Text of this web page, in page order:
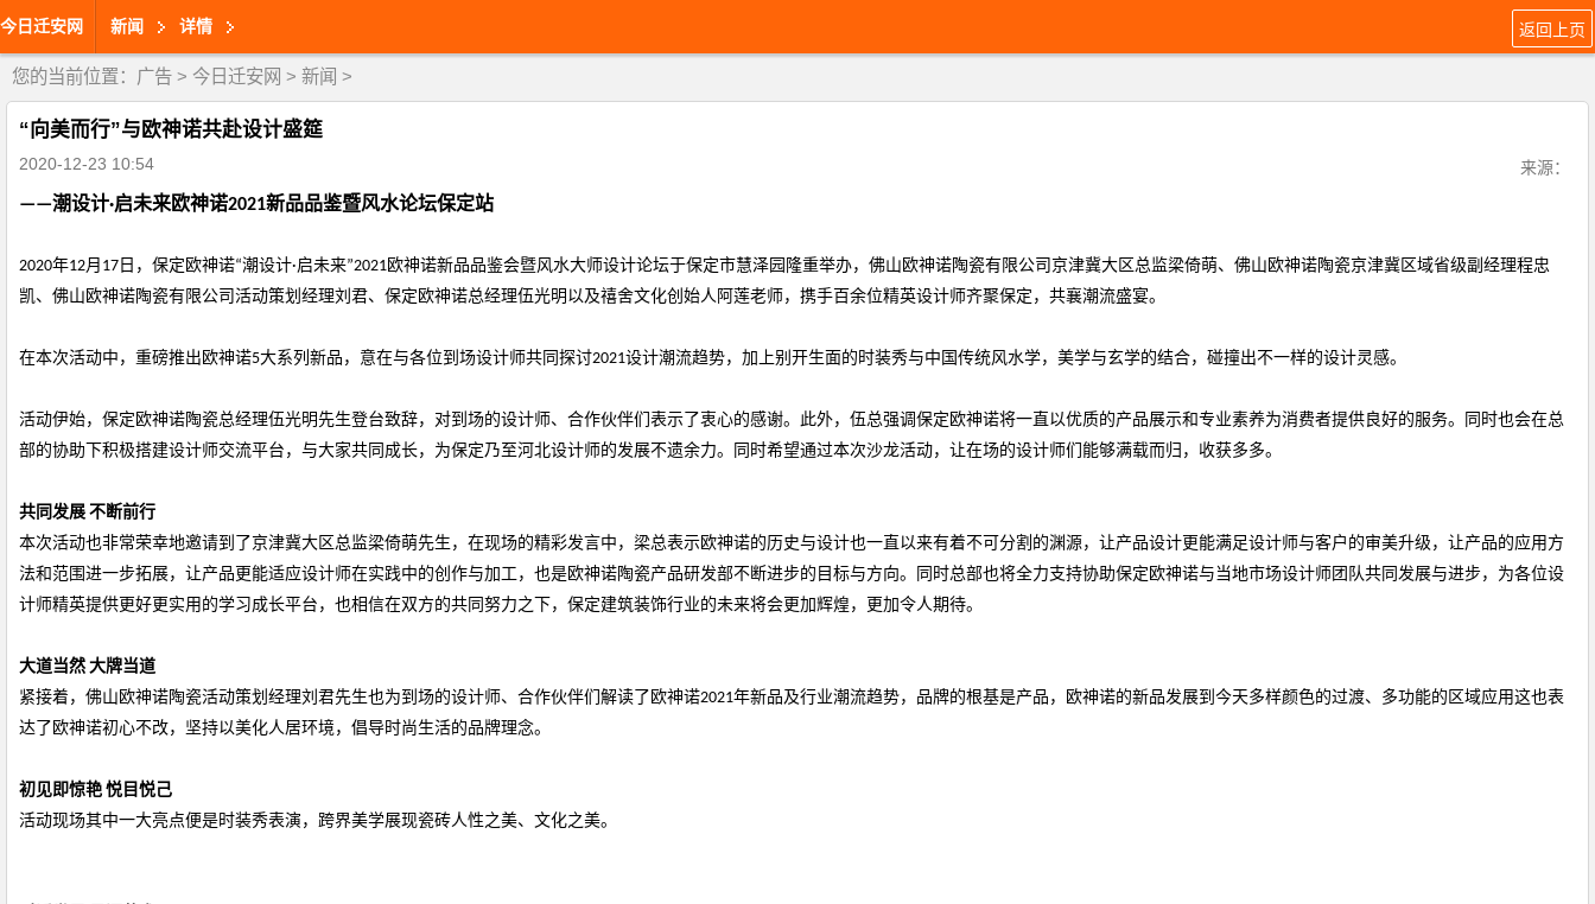
今日迁安网 新闻 详情 返回上页
您的当前位置： 广告 > 今日迁安网 > 新闻 >
“向美而行”与欧神诺共赴设计盛筵
2020-12-23 10:54
来源：
——潮设计·启未来欧神诺2021新品品鉴暨风水论坛保定站
2020年12月17日，保定欧神诺“潮设计·启未来”2021欧神诺新品品鉴会暨风水大师设计论坛于保定市慧泽园隆重举办，佛山欧神诺陶瓷有限公司京津冀大区总监梁倚萌、佛山欧神诺陶瓷京津冀区域省级副经理程忠
凯、佛山欧神诺陶瓷有限公司活动策划经理刘君、保定欧神诺总经理伍光明以及禧舍文化创始人阿莲老师，携手百余位精英设计师齐聚保定，共襄潮流盛宴。
在本次活动中，重磅推出欧神诺5大系列新品，意在与各位到场设计师共同探讨2021设计潮流趋势，加上别开生面的时装秀与中国传统风水学，美学与玄学的结合，碰撞出不一样的设计灵感。
活动伊始，保定欧神诺陶瓷总经理伍光明先生登台致辞，对到场的设计师、合作伙伴们表示了衷心的感谢。此外，伍总强调保定欧神诺将一直以优质的产品展示和专业素养为消费者提供良好的服务。同时也会在总
部的协助下积极搭建设计师交流平台，与大家共同成长，为保定乃至河北设计师的发展不遗余力。同时希望通过本次沙龙活动，让在场的设计师们能够满载而归，收获多多。
共同发展 不断前行
本次活动也非常荣幸地邀请到了京津冀大区总监梁倚萌先生，在现场的精彩发言中，梁总表示欧神诺的历史与设计也一直以来有着不可分割的渊源，让产品设计更能满足设计师与客户的审美升级，让产品的应用方
法和范围进一步拓展，让产品更能适应设计师在实践中的创作与加工，也是欧神诺陶瓷产品研发部不断进步的目标与方向。同时总部也将全力支持协助保定欧神诺与当地市场设计师团队共同发展与进步，为各位设
计师精英提供更好更实用的学习成长平台，也相信在双方的共同努力之下，保定建筑装饰行业的未来将会更加辉煌，更加令人期待。
大道当然 大牌当道
紧接着，佛山欧神诺陶瓷活动策划经理刘君先生也为到场的设计师、合作伙伴们解读了欧神诺2021年新品及行业潮流趋势，品牌的根基是产品，欧神诺的新品发展到今天多样颜色的过渡、多功能的区域应用这也表
达了欧神诺初心不改，坚持以美化人居环境，倡导时尚生活的品牌理念。
初见即惊艳 悦目悦己
活动现场其中一大亮点便是时装秀表演，跨界美学展现瓷砖人性之美、文化之美。